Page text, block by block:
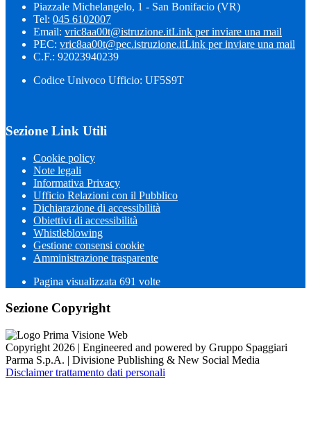
Piazzale Michelangelo, 1 - San Bonifacio (VR)
Tel: 045 6102007
Email: vric8aa00t@istruzione.itLink per inviare una mail
PEC: vric8aa00t@pec.istruzione.itLink per inviare una mail
C.F.: 92023940239
Codice Univoco Ufficio: UF5S9T
Sezione Link Utili
Cookie policy
Note legali
Informativa Privacy
Ufficio Relazioni con il Pubblico
Dichiarazione di accessibilità
Obiettivi di accessibilità
Whistleblowing
Gestione consensi cookie
Amministrazione trasparente
Pagina visualizzata 691 volte
Sezione Copyright
Copyright 2026 | Engineered and powered by Gruppo Spaggiari
Parma S.p.A. | Divisione Publishing & New Social Media
Disclaimer trattamento dati personali